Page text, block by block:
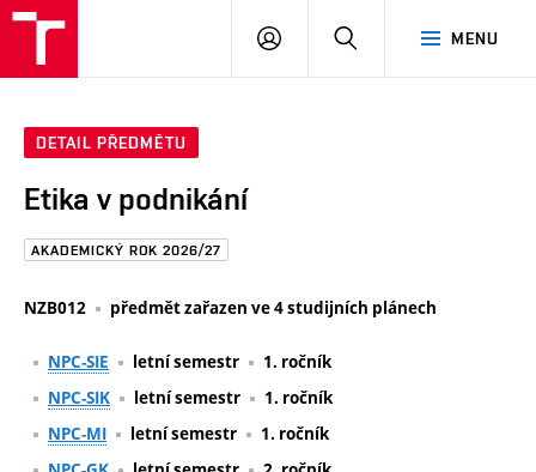
Brno
MENU
PŘIHLÁSIT
DETAIL PŘEDMĚTU
Etika v podnikání
AKADEMICKÝ ROK 2026/27
NZB012 předmět zařazen ve 4 studijních plánech
NPC-SIE letní semestr
1. ročník
NPC-SIK
letní semestr
1. ročník
NPC-MI
letní semestr
1. ročník